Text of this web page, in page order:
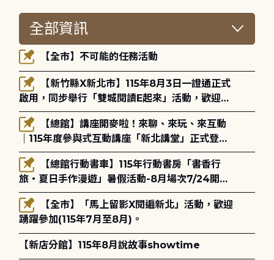
【全市】不可能的任務活動
啟用，同步舉行「雙城閱讀E起來」活動，歡迎踴
躍參加(115年8月3日至10月4日)。
｜115年度參與式互動講座「新北講堂」正式登
場！
旅・夏日手作漫遊」暑假活動-8月場次7/24開始
報名
踴躍參加(115年7月至8月)。
【新店分館】115年8月說故事showtime